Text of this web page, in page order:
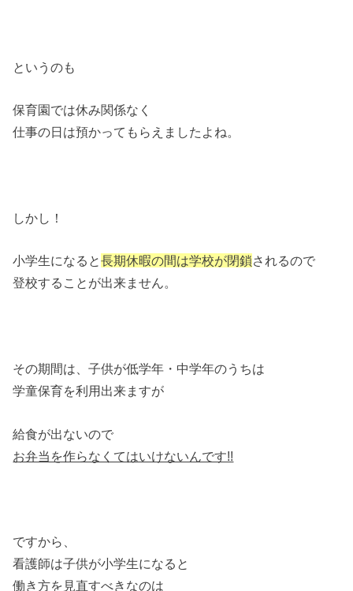
というのも
保育園では休み関係なく
仕事の日は預かってもらえましたよね。
しかし！
小学生になると長期休暇の間は学校が閉鎖されるので
登校することが出来ません。
その期間は、子供が低学年・中学年のうちは
学童保育を利用出来ますが
給食が出ないので
お弁当を作らなくてはいけないんです!!
ですから、
看護師は子供が小学生になると
働き方を見直すべきなのは